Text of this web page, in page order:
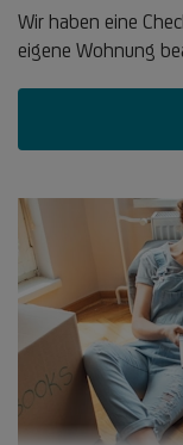
Wir haben eine
eigene Wohnung